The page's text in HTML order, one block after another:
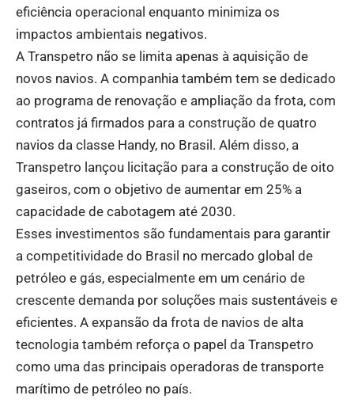
eficiência operacional enquanto minimiza os
impactos ambientais negativos.
A Transpetro não se limita apenas à aquisição de
novos navios. A companhia também tem se dedicado
ao programa de renovação e ampliação da frota, com
contratos já firmados para a construção de quatro
navios da classe Handy, no Brasil. Além disso, a
Transpetro lançou licitação para a construção de oito
gaseiros, com o objetivo de aumentar em 25% a
capacidade de cabotagem até 2030.
Esses investimentos são fundamentais para garantir
a competitividade do Brasil no mercado global de
petróleo e gás, especialmente em um cenário de
crescente demanda por soluções mais sustentáveis e
eficientes. A expansão da frota de navios de alta
tecnologia também reforça o papel da Transpetro
como uma das principais operadoras de transporte
marítimo de petróleo no país.